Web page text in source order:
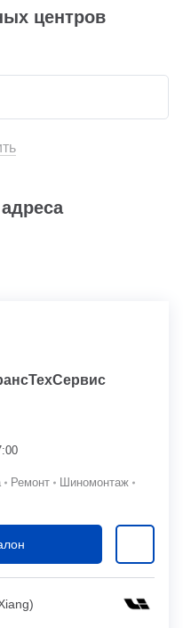
центров
Ремонт
Шиномонтаж